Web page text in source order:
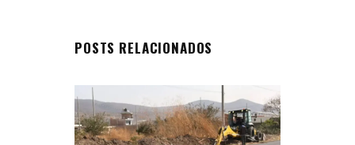
POSTS RELACIONADOS